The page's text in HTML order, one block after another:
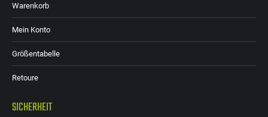
Warenkorb
Mein Konto
Größentabelle
Retoure
SICHERHEIT